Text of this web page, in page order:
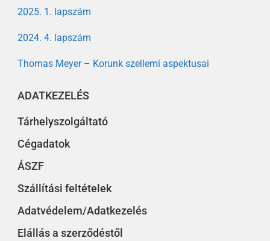
2025. 1. lapszám
2024. 4. lapszám
Thomas Meyer – Korunk szellemi aspektusai
ADATKEZELÉS
Tárhelyszolgáltató
Cégadatok
ÁSZF
Szállítási feltételek
Adatvédelem/Adatkezelés
Elállás a szerződéstől